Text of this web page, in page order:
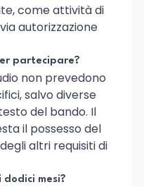
come attività di
autorizzazione
partecipare?
non prevedono
salvo diverse
del bando. Il
il possesso del
altri requisiti di
dodici mesi?